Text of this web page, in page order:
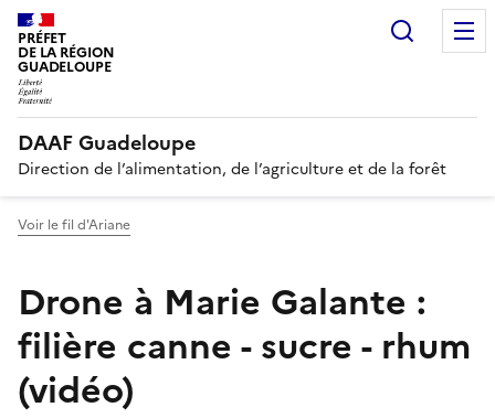
PRÉFET
DE LA RÉGION
GUADELOUPE
DAAF Guadeloupe
Direction de l’alimentation, de l’agriculture et de la forêt
Voir le fil d'Ariane
Drone à Marie Galante :
filière canne - sucre - rhum
(vidéo)